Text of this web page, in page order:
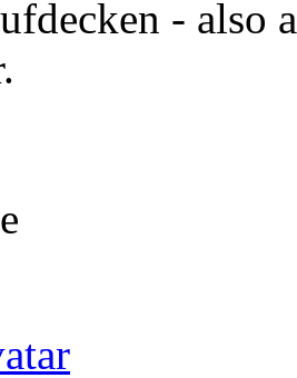
- also